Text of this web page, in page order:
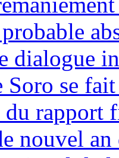
dialogue
se
rapport
nouvel